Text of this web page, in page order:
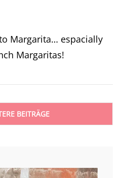
Margarita… espacially
Margaritas!
BEITRÄGE